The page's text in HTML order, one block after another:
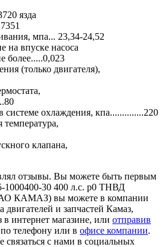
язда
мпа... 23,34-24,52
на впуске насоса
более.....0,023
(только двигателя),
системе охлаждения, кпа..............220
температура,
клапана,
отзывы. Вы можете быть первым
1000400-30 400 л.с. р0 ТНВД
КАМАЗ) вы можете в компании
и запчастей Камаз,
интернет магазине, или отправив
телефону или в офисе компании.
связаться с нами в социальных